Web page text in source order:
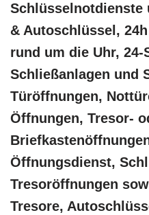
Schlüsselnotdienste
& Autoschlüssel,
rund um die Uhr,
Schließanlagen und
Türöffnungen,
Öffnungen, Tresor-
Öffnungsdienst,
Tresoröffnungen
Tresore,